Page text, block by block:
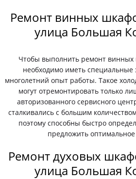
Ремонт винных
улица Большая
Чтобы выполнить ремонт
необходимо иметь специальные
многолетний опыт работы. Такое
могут отремонтировать только
авторизованного сервисного
сталкивались с большим
поэтому способны быстро
предложить
Ремонт духовых
улица Большая